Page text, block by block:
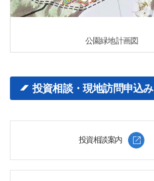
公園緑地計画図
投資相談・現地訪問申込み
投資相談案内